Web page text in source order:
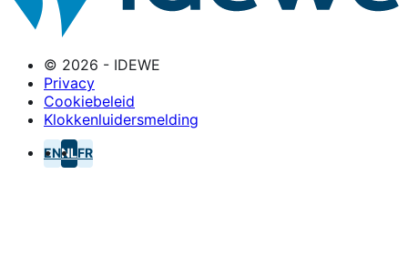
© 2026 - IDEWE
Privacy
Cookiebeleid
Klokkenluidersmelding
ENNLFR